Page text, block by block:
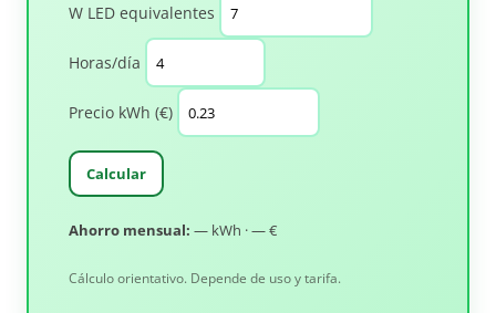
W LED equivalentes
Horas/día
Precio kWh (€)
Calcular
Ahorro mensual: — kWh · — €
Cálculo orientativo. Depende de uso y tarifa.